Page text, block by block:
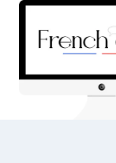
Skip
content